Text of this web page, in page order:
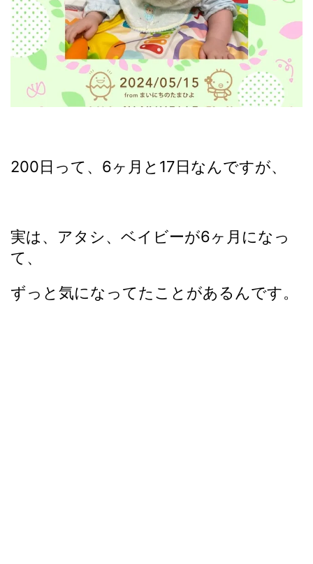
200日って、6ヶ月と17日なんですが、
実は、アタシ、ベイビーが6ヶ月になっ
て、
ずっと気になってたことがあるんです。